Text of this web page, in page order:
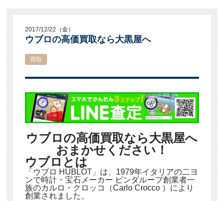
2017/12/22（金）
ウブロの高価買取なら大黒屋へ
買取
ウブロの高価買取なら大黒屋へ
おまかせください！
ウブロとは
「ウブロ HUBLOT」は、1979年イタリアの二ヨ
ンで時計・宝石メーカー ビンダループ創業者一
族のカルロ・クロッコ（Carlo Crocco ）により
創業されました。